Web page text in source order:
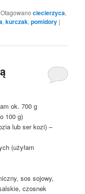
Otagowano ciecierzyca,
,kurczak,pomidory |
ok. 700 g
100 g)
lub ser kozi) –
(użyłam
sos sojowy,
czosnek